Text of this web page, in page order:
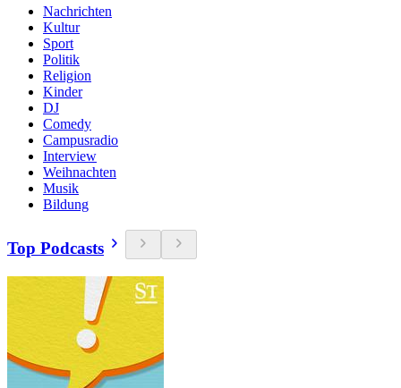
Nachrichten
Kultur
Sport
Politik
Religion
Kinder
DJ
Comedy
Campusradio
Interview
Weihnachten
Musik
Bildung
Top Podcasts